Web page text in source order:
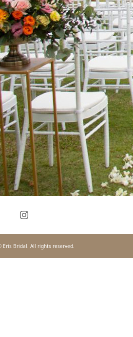
Eris Bridal. All rights reserved.